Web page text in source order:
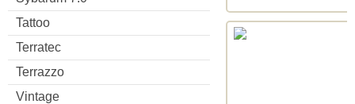
Tattoo
Terratec
Terrazzo
Vintage